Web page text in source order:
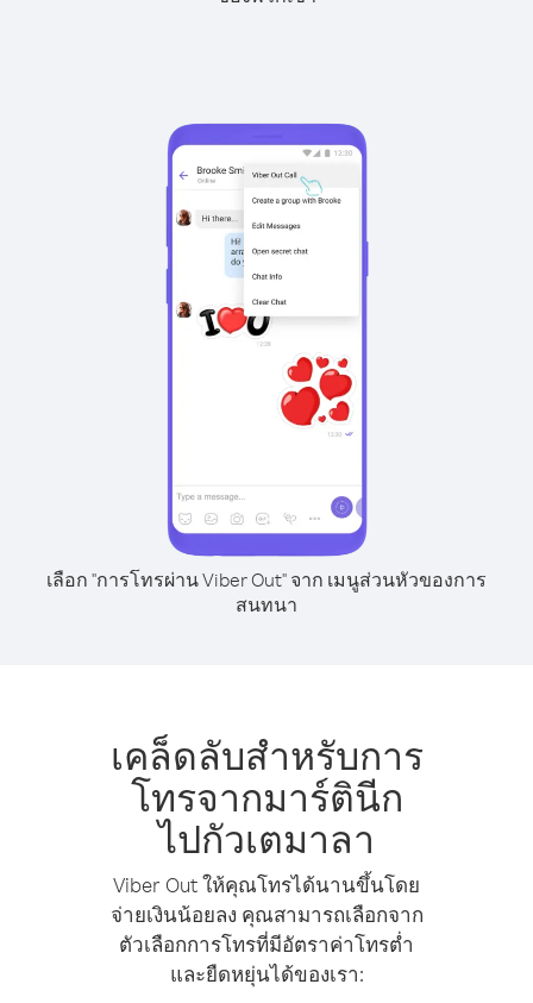
เลือก "การโทรผ่าน Viber Out" จาก เมนูส่วนหัวของการ
สนทนา
เคล็ดลับสำหรับการ
โทรจากมาร์ตินีก
ไปกัวเตมาลา
Viber Out ให้คุณโทรได้นานขึ้นโดย
จ่ายเงินน้อยลง คุณสามารถเลือกจาก
ตัวเลือกการโทรที่มีอัตราค่าโทรต่ำ
และยืดหยุ่นได้ของเรา: